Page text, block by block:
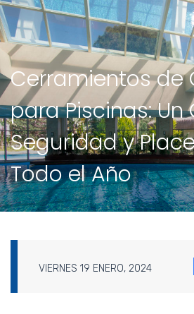
Cerramientos de
para Piscinas: Un
Seguridad y
Todo el Año
VIERNES 19 ENERO, 2024